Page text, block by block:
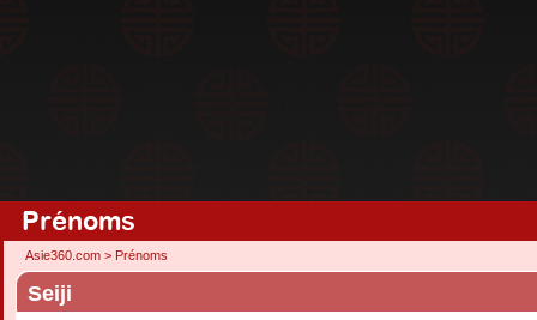
Prénoms
Asie360.com > Prénoms
Seiji